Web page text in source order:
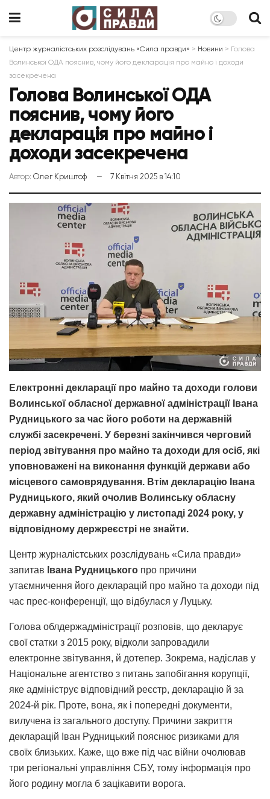
Центр журналістських розслідувань «Сила правди» > Новини > Голова
Волинської ОДА пояснив, чому його декларація про майно і доходи
засекречена
Голова Волинської ОДА
пояснив, чому його
декларація про майно і
доходи засекречена
Автор: Олег Криштоф 7 Квітня 2025 в 14:10
Електронні декларації про майно та доходи голови
Волинської обласної державної адміністрації Івана
Рудницького за час його роботи на державній
службі засекречені. У березні закінчився черговий
період звітування про майно та доходи для осіб, які
уповноважені на виконання функцій держави або
місцевого самоврядування. Втім декларацію Івана
Рудницького, який очолив Волинську обласну
державну адміністрацію у листопаді 2024 року, у
відповідному держреєстрі не знайти.
Центр журналістських розслідувань «Сила правди»
запитав Івана Рудницького про причини
утаємничення його декларацій про майно та доходи під
час прес-конференції, що відбулася у Луцьку.
Голова облдержадміністрації розповів, що декларує
свої статки з 2015 року, відколи запровадили
електронне звітування, й дотепер. Зокрема, надіслав у
Національне агентство з питань запобігання корупції,
яке адмініструє відповідний реєстр, декларацію й за
2024-й рік. Проте, вона, як і попередні документи,
вилучена із загального доступу. Причини закриття
декларацій Іван Рудницький пояснює ризиками для
своїх близьких. Каже, що вже під час війни очолював
три регіональні управління СБУ, тому інформація про
його родину могла б зацікавити ворога.